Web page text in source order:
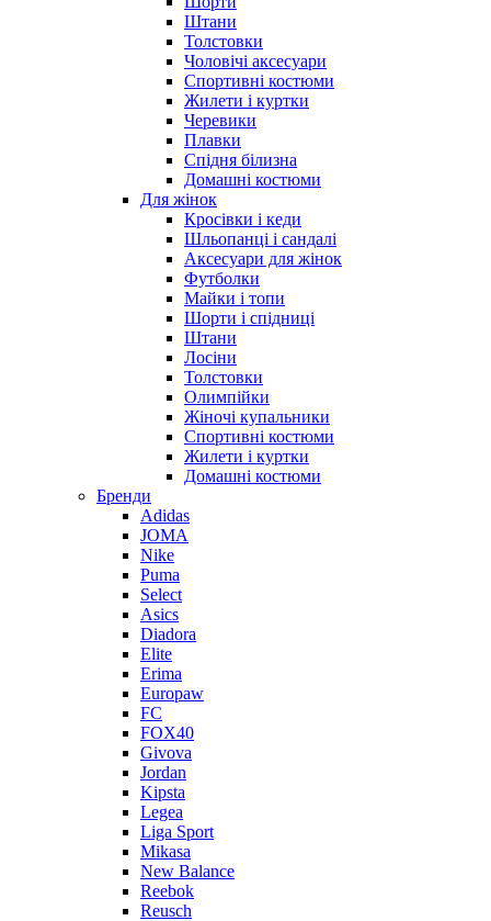
Штани
Толстовки
Чоловічі аксесуари
Спортивні костюми
Жилети і куртки
Черевики
Плавки
Спідня білизна
Домашні костюми
Для жінок
Кросівки і кеди
Шльопанці і сандалі
Аксесуари для жінок
Футболки
Майки і топи
Шорти і спідниці
Штани
Лосіни
Толстовки
Олимпійки
Жіночі купальники
Спортивні костюми
Жилети і куртки
Домашні костюми
Бренди
Adidas
JOMA
Nike
Puma
Select
Asics
Diadora
Elite
Erima
Europaw
FC
FOX40
Givova
Jordan
Kipsta
Legea
Liga Sport
Mikasa
New Balance
Reebok
Reusch